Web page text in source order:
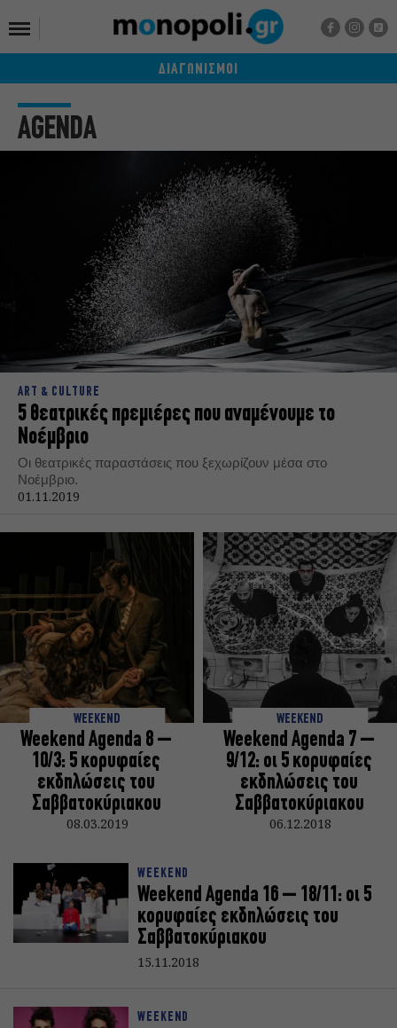
ΔΙΑΓΩΝΙΣΜΟΙ
AGENDA
ART & CULTURE
5 θεατρικές πρεμιέρες που αναμένουμε το
Νοέμβριο
Οι θεατρικές παραστάσεις που ξεχωρίζουν μέσα στο
Νοέμβριο.
01.11.2019
WEEKEND
Weekend Agenda 8 –
10/3: 5 κορυφαίες
εκδηλώσεις του
Σαββατοκύριακoυ
08.03.2019
WEEKEND
Weekend Agenda 7 –
9/12: oι 5 κορυφαίες
εκδηλώσεις του
Σαββατοκύριακoυ
06.12.2018
WEEKEND
Weekend Agenda 16 – 18/11: oι 5
κορυφαίες εκδηλώσεις του
Σαββατοκύριακoυ
15.11.2018
WEEKEND